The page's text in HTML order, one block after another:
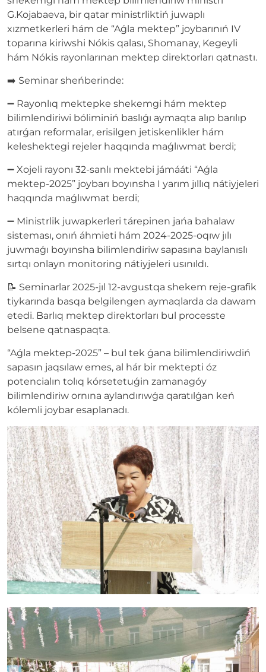
G.Kojabaeva, bir qatar ministrliktiń juwaplı
xızmetkerleri hám de “Aǵla mektep” joybarınıń IV
toparına kiriwshi Nókis qalası, Shomanay, Kegeyli
hám Nókis rayonlarınan mektep direktorları qatnastı.
➡️ Seminar sheńberinde:
➖ Rayonlıq mektepke shekemgi hám mektep
bilimlendiriwi bóliminiń baslıǵı aymaqta alıp barılıp
atırǵan reformalar, erisilgen jetiskenlikler hám
keleshektegi rejeler haqqında maǵlıwmat berdi;
➖ Xojeli rayonı 32-sanlı mektebi jámááti “Aǵla
mektep-2025” joybarı boyınsha I yarım jıllıq nátiyjeleri
haqqında maǵlıwmat berdi;
➖ Ministrlik juwapkerleri tárepinen jańa bahalaw
sisteması, onıń áhmieti hám 2024-2025-oqıw jılı
juwmaǵı boyınsha bilimlendiriw sapasına baylanıslı
sırtqı onlayn monitoring nátiyjeleri usınıldı.
📝 Seminarlar 2025-jıl 12-avgustqa shekem reje-grafik
tiykarında basqa belgilengen aymaqlarda da dawam
etedi. Barlıq mektep direktorları bul processte
belsene qatnaspaqta.
“Aǵla mektep-2025” – bul tek ǵana bilimlendiriwdiń
sapasın jaqsılaw emes, al hár bir mektepti óz
potencialın tolıq kórsetetuǵin zamanagóy
bilimlendiriw ornına aylandırıwǵa qaratılǵan keń
kólemli joybar esaplanadı.